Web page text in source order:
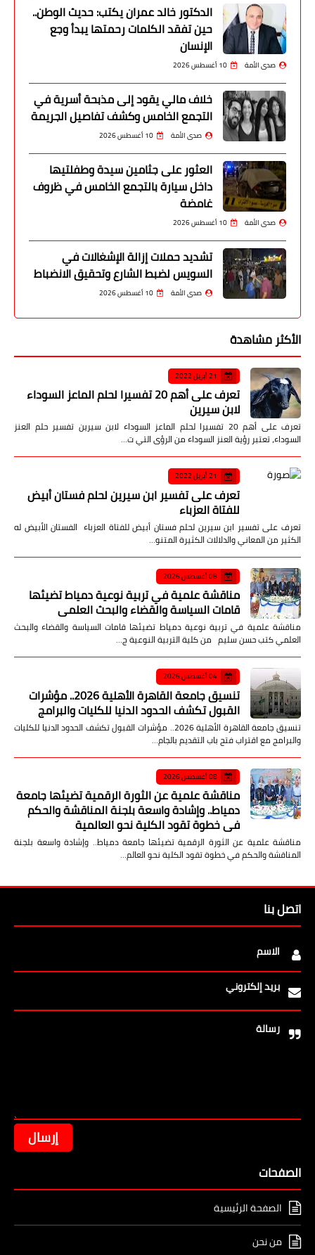
الدكتور خالد عمران يكتب: حديث الوطن..
حين تفقد الكلمات رحمتها يبدأ وجع
الإنسان
صدى الأمة 10 أغسطس 2026
خلاف مالي يقود إلى مذبحة أسرية في
التجمع الخامس وكشف تفاصيل الجريمة
صدى الأمة 10 أغسطس 2026
العثور على جثامين سيدة وطفلتيها
داخل سيارة بالتجمع الخامس في ظروف
غامضة
صدى الأمة 10 أغسطس 2026
تشديد حملات إزالة الإشغالات في
السويس لضبط الشارع وتحقيق الانضباط
صدى الأمة 10 أغسطس 2026
الأكثر مشاهدة
21 أبريل 2022
تعرف على أهم 20 تفسيرا لحلم الماعز السوداء
لابن سيرين
تعرف على أهم 20 تفسيرا لحلم الماعز السوداء لابن سيرين تفسير حلم العنز
السوداء، تعتبر رؤية العنز السوداء من الرؤى التي ت…
21 أبريل 2022
تعرف على تفسير ابن سيرين لحلم فستان أبيض
للفتاة العزباء
تعرف على تفسير ابن سيرين لحلم فستان أبيض للفتاة العزباء الفستان الأبيض له
الكثير من المعاني والدلالات الكثيرة المتنو…
08 أغسطس 2026
مناقشة علمية في تربية نوعية دمياط تضيئها
قامات السياسة والقضاء والبحث العلمي
مناقشة علمية في تربية نوعية دمياط تضيئها قامات السياسة والقضاء والبحث
العلمي كتب حسن سليم من كلية التربية النوعية ج…
04 أغسطس 2026
تنسيق جامعة القاهرة الأهلية 2026.. مؤشرات
القبول تكشف الحدود الدنيا للكليات والبرامج
تنسيق جامعة القاهرة الأهلية 2026.. مؤشرات القبول تكشف الحدود الدنيا للكليات
والبرامج مع اقتراب فتح باب التقديم بالجام…
08 أغسطس 2026
مناقشة علمية عن الثورة الرقمية تضيئها جامعة
دمياط.. وإشادة واسعة بلجنة المناقشة والحكم
في خطوة تقود الكلية نحو العالمية
مناقشة علمية عن الثورة الرقمية تضيئها جامعة دمياط.. وإشادة واسعة بلجنة
المناقشة والحكم في خطوة تقود الكلية نحو العالم…
اتصل بنا
الاسم
بريد إلكتروني
رسالة
الصفحات
الصفحة الرئيسية
من نحن